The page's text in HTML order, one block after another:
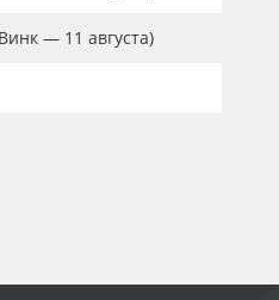
— 11 августа)